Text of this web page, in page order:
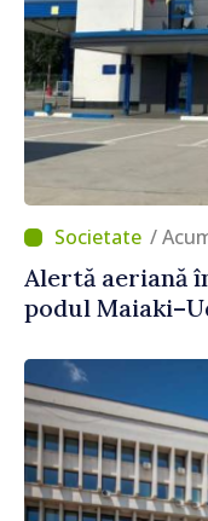
/
Alertă aeriană
podul